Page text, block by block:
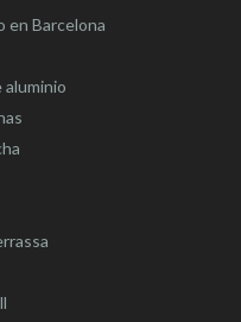
en Barcelona
aluminio